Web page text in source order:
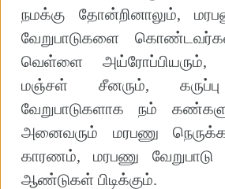
நமக்கு தோன்றினாலும்,
வேறுபாடுகளை
வெள்ளை அய்ரோப்பியரும்,
மஞ்சள் சீனரும், கருப்பு
வேறுபாடுகளாக நம்
அனைவரும் மரபணு
காரணம், மரபணு
ஆண்டுகள் பிடிக்கும்.